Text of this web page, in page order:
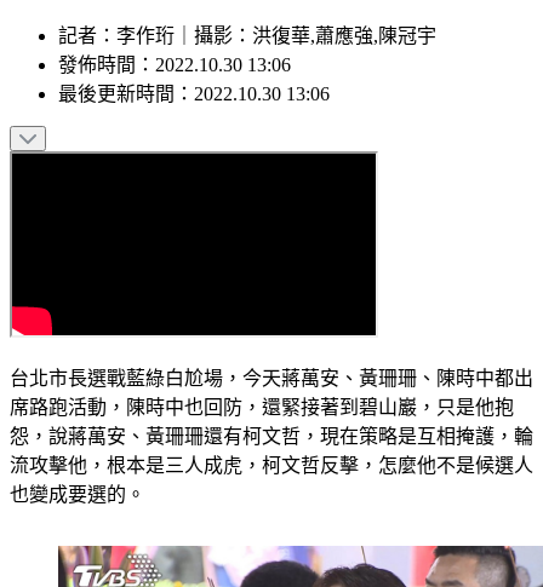
記者 ： 李作珩 攝影 ： 洪復華,蕭應強,陳冠宇
發佈時間： 2022.10.30 13:06
最後更新時間： 2022.10.30 13:06
台北市長選戰藍綠白尬場，今天蔣萬安、黃珊珊、陳時中都出
席路跑活動，陳時中也回防，還緊接著到碧山巖，只是他抱
怨，說蔣萬安、黃珊珊還有柯文哲，現在策略是互相掩護，輪
流攻擊他，根本是三人成虎，柯文哲反擊，怎麼他不是候選人
也變成要選的。